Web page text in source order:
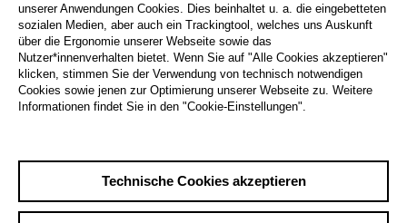
Alle Spielstätten
Alle Merkmale
Sa29.8.
unserer Anwendungen Cookies. Dies beinhaltet u. a. die eingebetteten
sozialen Medien, aber auch ein Trackingtool, welches uns Auskunft
über die Ergonomie unserer Webseite sowie das
Nutzer*innenverhalten bietet. Wenn Sie auf "Alle Cookies akzeptieren"
klicken, stimmen Sie der Verwendung von technisch notwendigen
Cookies sowie jenen zur Optimierung unserer Webseite zu. Weitere
Informationen findet Sie in den "Cookie-Einstellungen".
Technische Cookies akzeptieren